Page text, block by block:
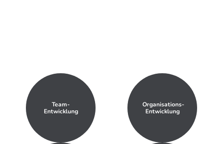
Team-
Entwicklung
Organisations-
Entwicklung